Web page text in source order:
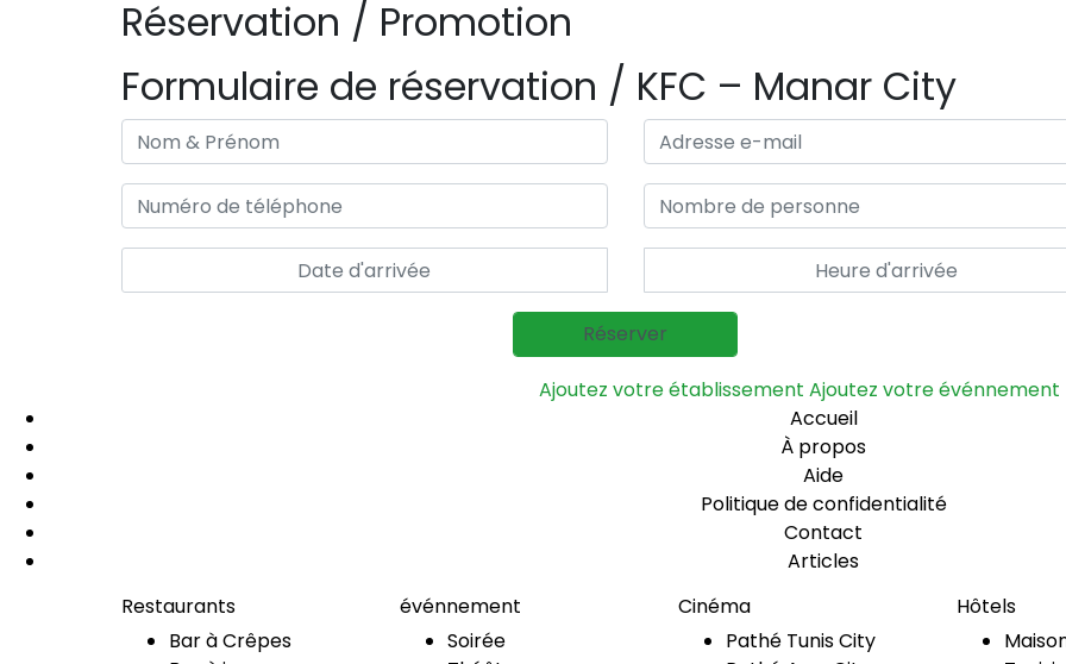
Réservation / Promotion
Formulaire de réservation / KFC – Manar City
Ajoutez votre établissement Ajoutez votre événnement
Accueil
À propos
Aide
Politique de confidentialité
Contact
Articles
Restaurants
Bar à Crêpes
événnement
Soirée
Cinéma
Pathé Tunis City
Hôtels